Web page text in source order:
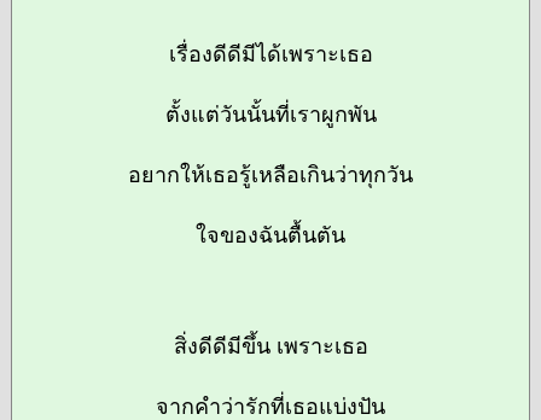
เรื่องดีดีมีได้เพราะเธอ
ตั้งแต่วันนั้นที่เราผูกพัน
อยากให้เธอรู้เหลือเกินว่าทุกวัน
ใจของฉันตื้นตัน
สิ่งดีดีมีขึ้น เพราะเธอ
จากคำว่ารักที่เธอแบ่งปัน